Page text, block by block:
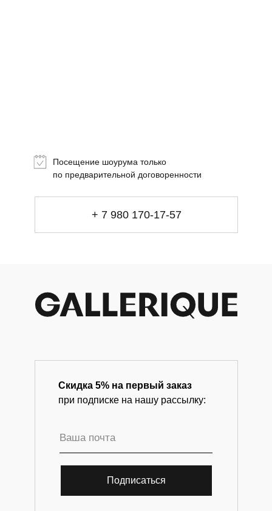
+ 7 980 170-17-57
Посещение шоурума только
по предварительной договоренности
Скидка 5% на первый заказ
при подписке на нашу рассылку:
Магазин-галерея винтажных предметов и
+ 7 980 170-17-57
Подписаться